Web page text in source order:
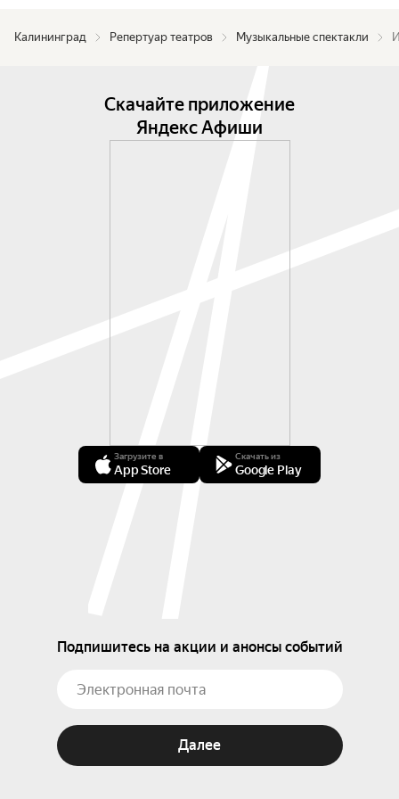
Калининград Репертуар театров Музыкальные спектакли
Скачайте приложение
Яндекс Афиши
Загрузите в
App Store
Скачать из
Google Play
Подпишитесь на акции и анонсы событий
Далее